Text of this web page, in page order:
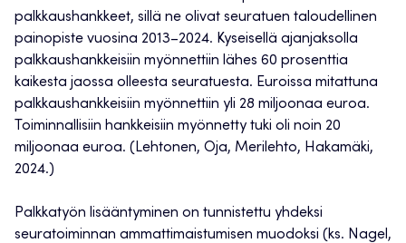
palkkaushankkeet, sillä ne olivat seuratuen taloudellinen
painopiste vuosina 2013–2024. Kyseisellä ajanjaksolla
palkkaushankkeisiin myönnettiin lähes 60 prosenttia
kaikesta jaossa olleesta seuratuesta. Euroissa mitattuna
palkkaushankkeisiin myönnettiin yli 28 miljoonaa euroa.
Toiminnallisiin hankkeisiin myönnetty tuki oli noin 20
miljoonaa euroa. (Lehtonen, Oja, Merilehto, Hakamäki,
2024.)
Palkkatyön lisääntyminen on tunnistettu yhdeksi
seuratoiminnan ammattimaistumisen muodoksi (ks. Nagel,